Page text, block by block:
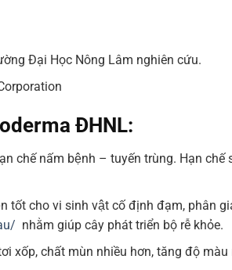
Đại Học Nông Lâm nghiên cứu.
ĐHNL:
chế nấm bệnh – tuyến trùng. Hạn
tốt cho vi sinh vật cố định đạm, phân
nhằm giúp cây phát triển bộ rễ khỏe.
xốp, chất mùn nhiều hơn, tăng độ màu